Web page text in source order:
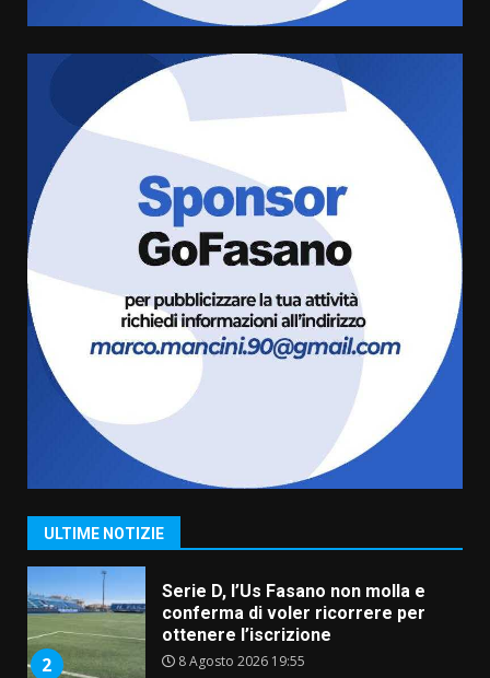
ULTIME NOTIZIE
Politiche Giovanili e Mobilità
Sostenibile: premiati gli studenti
universitari del bando “La strada
giusta”
8 Agosto 2026 07:15
“I Contestatori: Musica di
Rivoluzione”: nuovo
appuntamento con “Fasano in
Banda”
7 Agosto 2026 06:05
US Fasano, Scianaro: “Profonda
amarezza per esclusione dal
campionato di calcio”
7 Agosto 2026 06:00
1
Grande successo per la “Sagra
del Pesce Spada” a Savelletri
9 Agosto 2026 07:32
2
Serie D, l’Us Fasano non molla e
conferma di voler ricorrere per
ottenere l’iscrizione
8 Agosto 2026 19:55